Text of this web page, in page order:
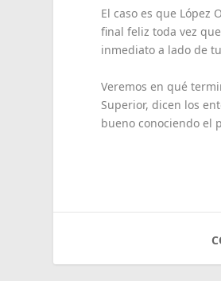
El caso es que López
final feliz toda vez
inmediato a lado de
Veremos en qué
Superior, dicen los
bueno conociendo el